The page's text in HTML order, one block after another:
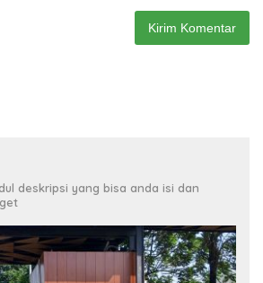
deskripsi yang bisa anda isi dan